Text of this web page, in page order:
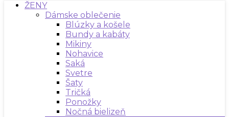
ŽENY
Dámske oblečenie
Blúzky a košele
Bundy a kabáty
Mikiny
Nohavice
Saká
Svetre
Šaty
Tričká
Ponožky
Nočná bielizeň